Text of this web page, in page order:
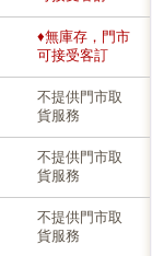
♦無庫存，門市
可接受客訂
不提供門市取
貨服務
不提供門市取
貨服務
不提供門市取
貨服務